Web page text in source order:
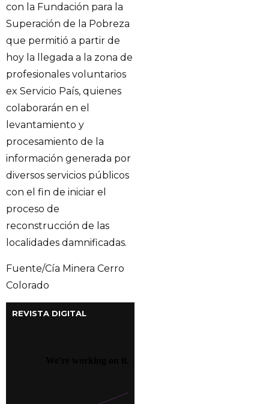
con la Fundación para la
Superación de la Pobreza
que permitió a partir de
hoy la llegada a la zona de
profesionales voluntarios
ex Servicio País, quienes
colaborarán en el
levantamiento y
procesamiento de la
información generada por
diversos servicios públicos
con el fin de iniciar el
proceso de
reconstrucción de las
localidades damnificadas.
Fuente/Cía Minera Cerro
Colorado
REVISTA DIGITAL